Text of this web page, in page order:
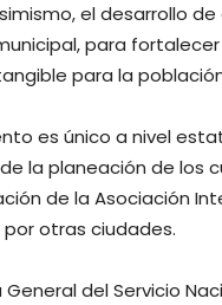
el desarrollo
para
para la
es único a nivel
la planeación de los
de la Asociación
otras ciudades.
del Servicio